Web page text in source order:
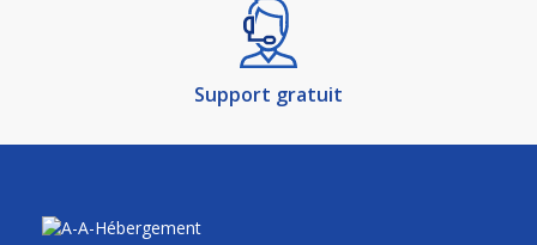
Support gratuit